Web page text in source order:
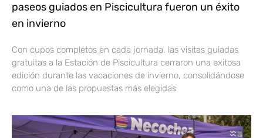
paseos guiados en Piscicultura fueron un éxito
en invierno
Con cupos completos en cada jornada, las visitas guiadas
gratuitas a la Estación de Piscicultura cerraron una exitosa
edición durante las vacaciones de invierno, consolidándose
como una de las propuestas más elegidas